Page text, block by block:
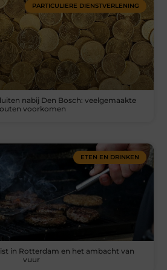
PARTICULIERE DIENSTVERLENING
nabij Den Bosch: veelgemaakte
voorkomen
ETEN EN DRINKEN
in Rotterdam en het ambacht van
vuur